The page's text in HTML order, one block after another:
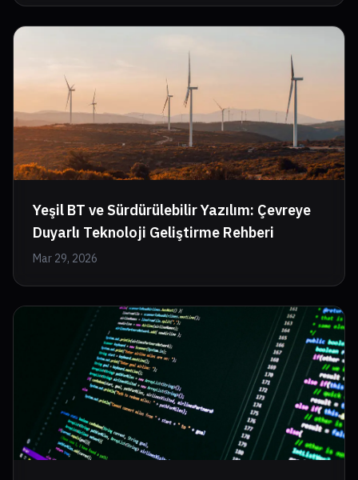
Yeşil BT ve Sürdürülebilir Yazılım: Çevreye
Duyarlı Teknoloji Geliştirme Rehberi
Mar 29, 2026